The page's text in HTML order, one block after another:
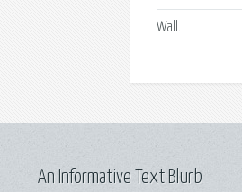
Wall.
An Informative Text Blurb